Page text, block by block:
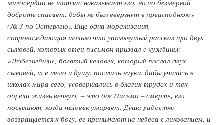
милосердии не тотчас наказывает его, но по безмерной
доброте спасает, дабы не был ввергнут в преисподнюю»
(№ 3 по Остерлею). Еще одна морализация,
сопровождающая только что упомянутый рассказ про двух
сыновей, которых отец письмом призвал с чужбины:
«Любезнейшие, богатый человек, который послал двух
сыновей, т е тело и душу, постичь науки, дабы учились в
школах мира сего, усовершались в благих трудах и так
обрели жизнь вечную, – это бог Письмо – смерть, его
посылают, когда человек умирает. Душа радостно
возвращается к богу, ее принимают на небеса с ликованием, и